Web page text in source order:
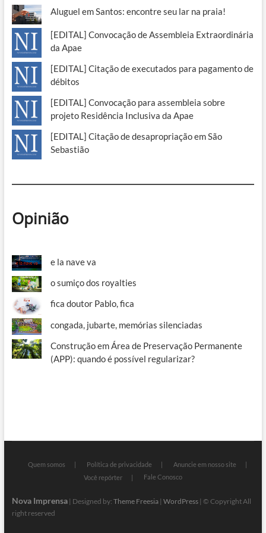
Aluguel em Santos: encontre seu lar na praia!
[EDITAL] Convocação de Assembleia Extraordinária
da Apae
[EDITAL] Citação de executados para pagamento de
débitos
[EDITAL] Convocação para assembleia sobre
projeto Residência Inclusiva da Apae
[EDITAL] Citação de desapropriação em São
Sebastião
Opinião
e la nave va
o sumiço dos royalties
fica doutor Pablo, fica
congada, jubarte, memórias silenciadas
Construção em Área de Preservação Permanente
(APP): quando é possível regularizar?
Quem somos Política de privacidade
Anuncie em nosso site
Você repórter
Fale Conosco
Nova Imprensa| Designed by: Theme Freesia| WordPress| © Copyright All
right reserved